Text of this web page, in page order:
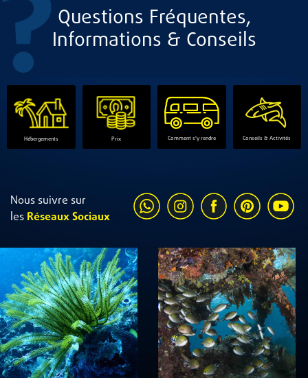
Questions Fréquentes,
Informations & Conseils
Hébergements Prix Comment s'y rendre Conseils & Activités
Nous suivre sur
les Réseaux Sociaux